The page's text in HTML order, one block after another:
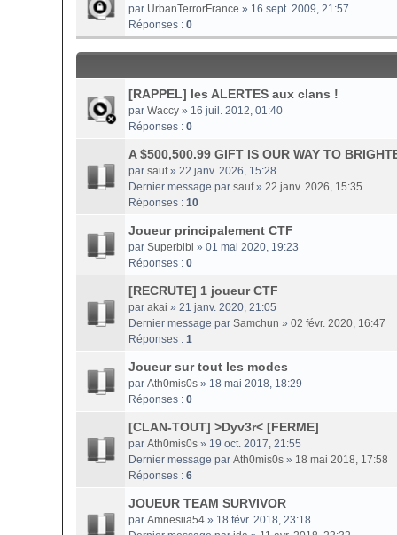
par UrbanTerrorFrance » 16 sept. 2009, 21:57
Réponses : 0
[RAPPEL] les ALERTES aux clans !
par Waccy » 16 juil. 2012, 01:40
Réponses : 0
A $500,500.99 GIFT IS OUR WAY TO
par sauf» 22 janv. 2026, 15:28
Dernier message par sauf» 22 janv. 2026, 15:35
Réponses : 10
Joueur principalement CTF
par Superbibi » 01 mai 2020, 19:23
Réponses : 0
[RECRUTE] 1 joueur CTF
par akai » 21 janv. 2020, 21:05
Dernier message par Samchun » 02 févr. 2020, 16:47
Réponses : 1
Joueur sur tout les modes
par Ath0mis0s » 18 mai 2018, 18:29
Réponses : 0
[CLAN-TOUT] >Dyv3r< [FERME]
par Ath0mis0s » 19 oct. 2017, 21:55
Dernier message par Ath0mis0s » 18 mai 2018, 17:58
Réponses : 6
JOUEUR TEAM SURVIVOR
par Amnesiia54 » 18 févr. 2018, 23:18